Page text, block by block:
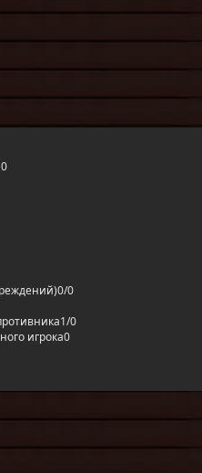
0
0/0
1/0
игрока0